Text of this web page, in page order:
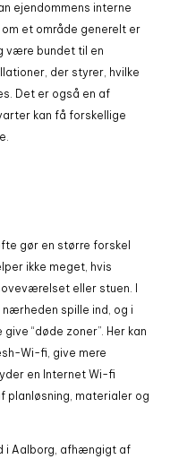
ejendommens interne
et område generelt er
være bundet til en
der styrer, hvilke
Det er også en af
kan få forskellige
gør en større forskel
ikke meget, hvis
eller stuen. I
spille ind, og i
“døde zoner”. Her kan
Wi-fi, give mere
en Internet Wi-fi
planløsning, materialer og
i Aalborg, afhængigt af